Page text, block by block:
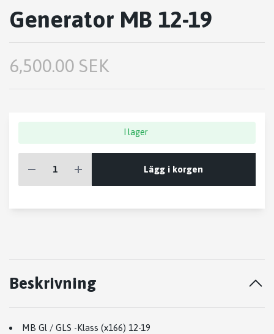
Generator MB 12-19
6,500.00 SEK
I lager
Lägg i korgen
Beskrivning
MB Gl / GLS -Klass (x166) 12-19